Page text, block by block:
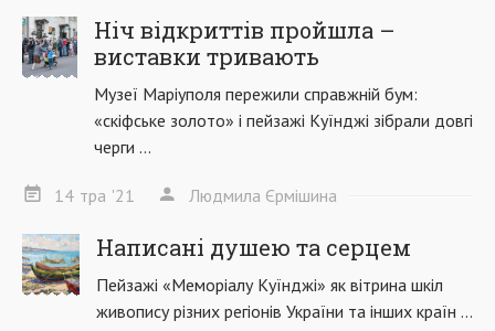
Ніч відкриттів пройшла –
виставки тривають
Музеї Маріуполя пережили справжній бум:
«скіфське золото» і пейзажі Куїнджі зібрали довгі
черги ...
14 тра '21 Людмила Єрмішина
Написані душею та серцем
Пейзажі «Меморіалу Куїнджі» як вітрина шкіл
живопису різних регіонів України та інших країн ...